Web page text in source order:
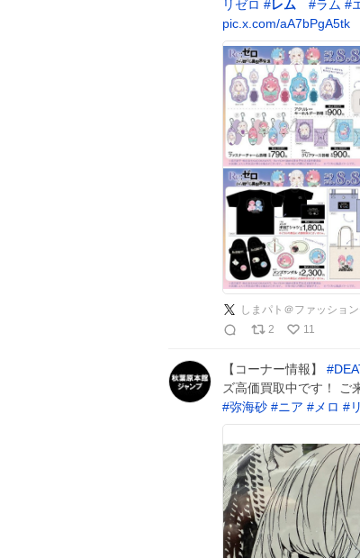
リゼロ #レム #ラム #
pic.x.com/aA7bPgA5tk
しまパト＠ファッショ
2
11
【コーナー情報】 #
ズ高価買取中です！ ご
#弥海砂 #ニア # メロ #